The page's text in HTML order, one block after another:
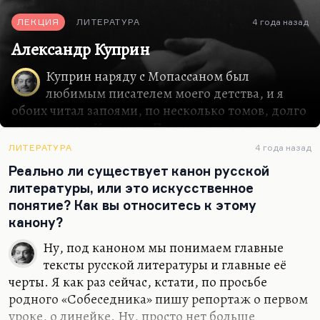
ЛЕКЦИЯ ЛИТЕРАТУРА 4 года назад
Александр Куприн
Куприн наряду с Мопассаном был
любимым писателем моего детства, и я
обоих читал запоями, по несколько томов, долго
читал только Куприна. Потом опять начинался
через полгода, через год этот «купринский
запой», я перечитывал какие-то вещи. Беда
Куприна в том, что самые сентиментальные и
самые розовые, слащавые его произведения
стали хитами, чемпионами зрительского и
читательского спроса: это «Олеся», это
«Гранатовый браслет», который я считаю
поразительно слабым, слюнявым и сопливым
произведением. Куприн писал же такие
слащавые и сентиментальные детские стишки.
ЛИТЕРАТУРА 4 года назад
Реально ли существует канон русской
литературы, или это искусственное
понятие? Как вы относитесь к этому
канону?
Ну, под каноном мы понимаем главные
тексты русской литературы и главные её
черты. Я как раз сейчас, кстати, по просьбе
родного «Собеседника» пишу репортаж о первом